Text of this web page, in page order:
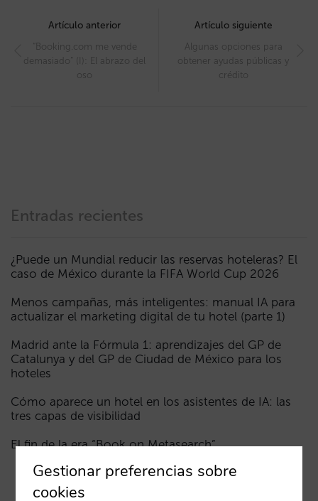
navigation
Artículo anterior
“Booking.com me vende
demasiado” (I): El abrazo del
oso
Artículo siguiente
Algunas opciones para
obtener ayudas públicas y
crédito
Entradas recientes
¿Puede un Mundial reducir las reservas hoteleras? El
caso de México durante la FIFA World Cup 2026
Menos campañas, más inteligentes: manual IA para
actualizar el marketing digital de tu hotel (parte 1)
Madrid ante la Fórmula 1: aprendizajes del GP de
Catalunya y del GP de Ciudad de México para los
hoteles
Cómo aparece un hotel en los asistentes de IA: las
tres capas de visibilidad
El fin de la era “Book on Metasearch”
Gestionar preferencias sobre
cookies